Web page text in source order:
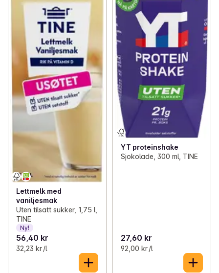
Lettmelk med
vaniljesmak
Uten tilsatt sukker, 1,75 l,
TINE
Ny!
56,40 kr
32,23 kr /l
YT proteinshake
Sjokolade, 300 ml, TINE
27,60 kr
92,00 kr /l